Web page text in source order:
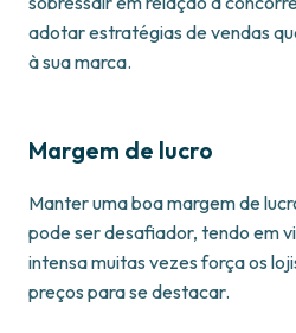
adotar estratégias de vendas
à sua marca.
Margem de lucro
Manter uma boa margem de
pode ser desafiador, tendo em
intensa muitas vezes força os
preços para se destacar.